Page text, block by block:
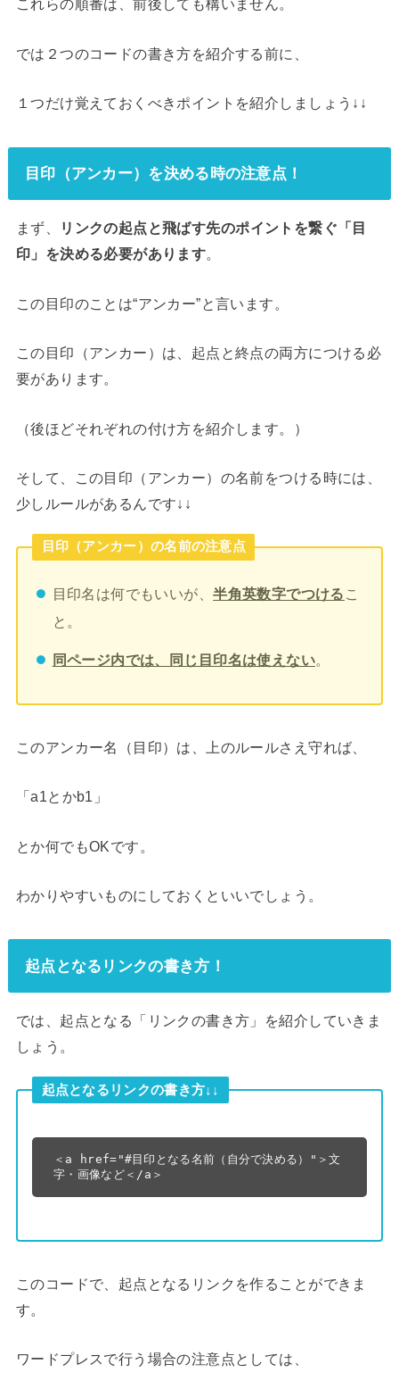
これらの順番は、前後しても構いません。
では２つのコードの書き方を紹介する前に、
１つだけ覚えておくべきポイントを紹介しましょう↓↓
目印（アンカー）を決める時の注意点！
まず、
リンクの起点と飛ばす先のポイントを繋ぐ「目
印」を決める必要があります。
この目印のことは“アンカー”と言います。
この目印（アンカー）は、起点と終点の両方につける必
要があります。
（後ほどそれぞれの付け方を紹介します。）
そして、この目印（アンカー）の名前をつける時には、
少しルールがあるんです↓↓
目印（アンカー）の名前の注意点
目印名は何でもいいが、半角英数字でつける こ
と。
同ページ内では、同じ目印名は使えない。
このアンカー名（目印）は、上のルールさえ守れば、
「a1とかb1」
とか何でもOKです。
わかりやすいものにしておくといいでしょう。
起点となるリンクの書き方！
では、起点となる「リンクの書き方」を紹介していきま
しょう。
起点となるリンクの書き方↓↓
＜a href="#目印となる名前（自分で決める）"＞文
字・画像など＜/a＞
このコードで、起点となるリンクを作ることができま
す。
ワードプレスで行う場合の注意点としては、